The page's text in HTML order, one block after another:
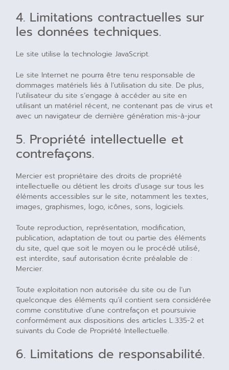
4. Limitations contractuelles sur
les données techniques.
Le site utilise la technologie JavaScript.
Le site Internet ne pourra être tenu responsable de
dommages matériels liés à l’utilisation du site. De plus,
l’utilisateur du site s’engage à accéder au site en
utilisant un matériel récent, ne contenant pas de virus et
avec un navigateur de dernière génération mis-à-jour
5. Propriété intellectuelle et
contrefaçons.
Mercier est propriétaire des droits de propriété
intellectuelle ou détient les droits d’usage sur tous les
éléments accessibles sur le site, notamment les textes,
images, graphismes, logo, icônes, sons, logiciels.
Toute reproduction, représentation, modification,
publication, adaptation de tout ou partie des éléments
du site, quel que soit le moyen ou le procédé utilisé,
est interdite, sauf autorisation écrite préalable de :
Mercier.
Toute exploitation non autorisée du site ou de l’un
quelconque des éléments qu’il contient sera considérée
comme constitutive d’une contrefaçon et poursuivie
conformément aux dispositions des articles L.335-2 et
suivants du Code de Propriété Intellectuelle.
6. Limitations de responsabilité.